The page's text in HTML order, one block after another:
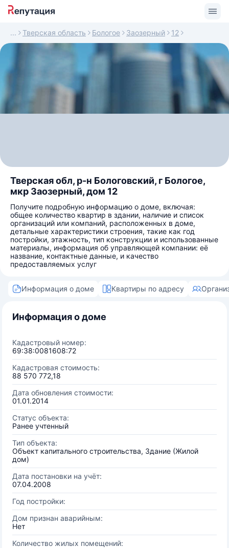
Тверская область Бологое Заозерный 12
Тверская обл, р-н Бологовский, г Бологое,
мкр Заозерный, дом 12
Получите подробную информацию о доме, включая:
общее количество квартир в здании, наличие и список
организаций или компаний, расположенных в доме,
детальные характеристики строения, такие как год
постройки, этажность, тип конструкции и использованные
материалы, информация об управляющей компании: её
название, контактные данные, и качество
предоставляемых услуг
Информация о доме Квартиры по адресу
Информация о доме
Кадастровый номер:
69:38:0081608:72
Кадастровая стоимость:
88 570 772,18
Дата обновления стоимости:
01.01.2014
Статус объекта:
Ранее учтенный
Тип объекта:
Объект капитального строительства, Здание (Жилой
дом)
Дата постановки на учёт:
07.04.2008
Год постройки:
Дом признан аварийным:
Нет
Количество жилых помещений: